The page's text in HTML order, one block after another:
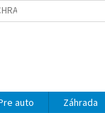
OSOBNÝCH ÚDAJOV
auto Záhrada